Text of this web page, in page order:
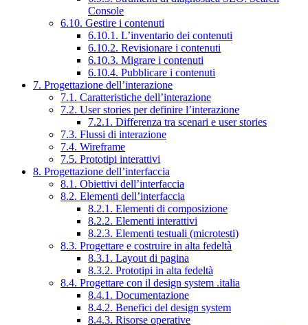
Console
6.10. Gestire i contenuti
6.10.1. L’inventario dei contenuti
6.10.2. Revisionare i contenuti
6.10.3. Migrare i contenuti
6.10.4. Pubblicare i contenuti
7. Progettazione dell’interazione
7.1. Caratteristiche dell’interazione
7.2. User stories per definire l’interazione
7.2.1. Differenza tra scenari e user stories
7.3. Flussi di interazione
7.4. Wireframe
7.5. Prototipi interattivi
8. Progettazione dell’interfaccia
8.1. Obiettivi dell’interfaccia
8.2. Elementi dell’interfaccia
8.2.1. Elementi di composizione
8.2.2. Elementi interattivi
8.2.3. Elementi testuali (microtesti)
8.3. Progettare e costruire in alta fedeltà
8.3.1. Layout di pagina
8.3.2. Prototipi in alta fedeltà
8.4. Progettare con il design system .italia
8.4.1. Documentazione
8.4.2. Benefici del design system
8.4.3. Risorse operative